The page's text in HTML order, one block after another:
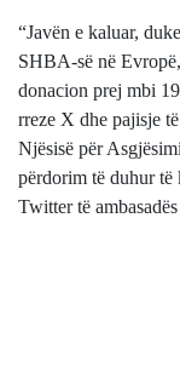
“Javën e kaluar,
SHBA-së në
donacion prej mbi
rreze X dhe pajisje
Njësisë për
përdorim të duhur të
Twitter të